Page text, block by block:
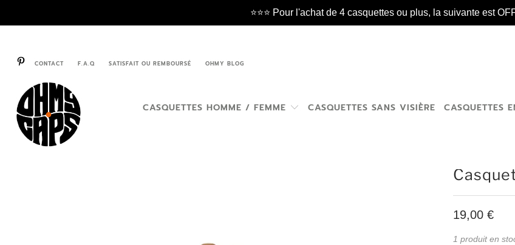
⭐️⭐️⭐️ Pour l'achat de 4 casquettes ou plus, la suivante est
CONTACT F.A.Q SATISFAIT OU REMBOURSÉ OHMY BLOG
CASQUETTES HOMME / FEMME CASQUETTES SANS VISIÈRE CASQUETTES
19,00 €
1 produit en